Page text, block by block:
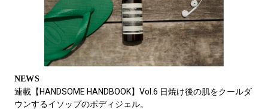
NEWS
連載【HANDSOME HANDBOOK】Vol.6 日焼け後の肌をクールダ
ウンするイソップのボディジェル。